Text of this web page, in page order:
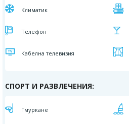
Климатик
Телефон
Кабелна телевизия
СПОРТ И РАЗВЛЕЧЕНИЯ:
Гмуркане